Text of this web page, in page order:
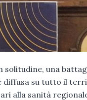
solitudine, una
diffusa su tutto il
alla sanità